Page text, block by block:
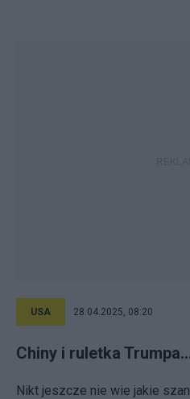
USA 28.04.2025, 08:20
Chiny i ruletka
Nikt jeszcze nie wie jakie